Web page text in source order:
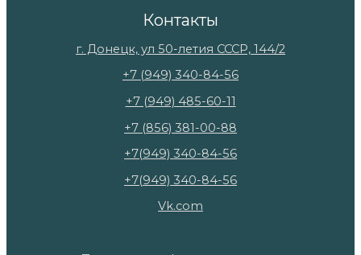
Контакты
г. Донецк, ул 50-летия СССР, 144/2
+7 (949) 340-84-56
+7 (949) 485-60-11
+7 (856) 381-00-88
+7(949) 340-84-56
+7(949) 340-84-56
Vk.com